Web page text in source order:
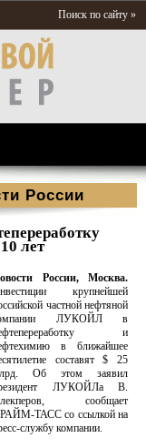
Поиск по сайту »
России
лет
России, Москва.
крупнейшей
частной нефтяной
ЛУКОЙЛ в
и
в ближайшее
составят $ 25
Об этом заявил
ЛУКОЙЛа В.
сообщает
ТАСС со ссылкой на
службу компании.